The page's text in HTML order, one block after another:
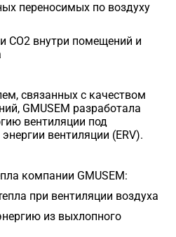
переносимых по воздуху
CO2 внутри помещений и
связанных с качеством
GMUSEM разработала
вентиляции под
вентиляции (ERV).
компании GMUSEM:
при вентиляции воздуха
из выхлопного